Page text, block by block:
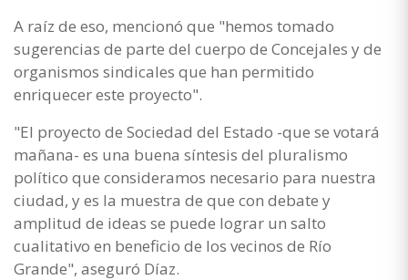
A raíz de eso, mencionó que "hemos tomado
sugerencias de parte del cuerpo de Concejales y de
organismos sindicales que han permitido
enriquecer este proyecto".
"El proyecto de Sociedad del Estado -que se votará
mañana- es una buena síntesis del pluralismo
político que consideramos necesario para nuestra
ciudad, y es la muestra de que con debate y
amplitud de ideas se puede lograr un salto
cualitativo en beneficio de los vecinos de Río
Grande", aseguró Díaz.